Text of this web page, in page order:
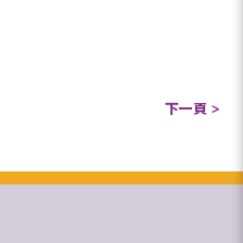
下一頁 >